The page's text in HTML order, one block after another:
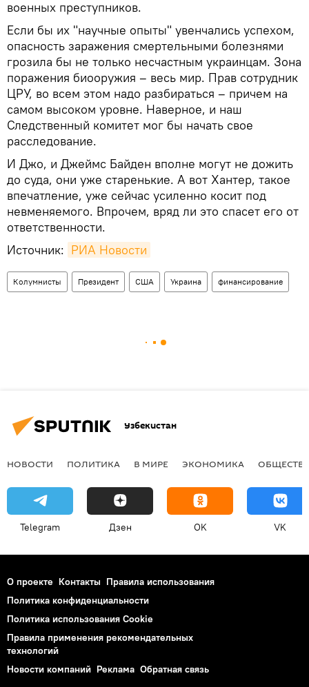
военных преступников.
Если бы их "научные опыты" увенчались успехом,
опасность заражения смертельными болезнями
грозила бы не только несчастным украинцам. Зона
поражения биооружия – весь мир. Прав сотрудник
ЦРУ, во всем этом надо разбираться – причем на
самом высоком уровне. Наверное, и наш
Следственный комитет мог бы начать свое
расследование.
И Джо, и Джеймс Байден вполне могут не дожить
до суда, они уже старенькие. А вот Хантер, такое
впечатление, уже сейчас усиленно косит под
невменяемого. Впрочем, вряд ли это спасет его от
ответственности.
Источник: РИА Новости
Колумнисты Президент США Украина финансирование
Узбекистан
НОВОСТИ ПОЛИТИКА В МИРЕ ЭКОНОМИКА
Telegram Дзен OK VK
О проекте Контакты Правила использования
Политика конфиденциальности
Политика использования Cookie
Правила применения рекомендательных
технологий
Новости компаний Реклама Обратная связь